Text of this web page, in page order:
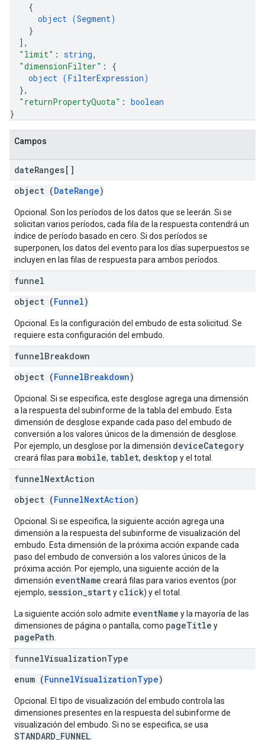
{
object (Segment)
}
] ,
"limit" : string,
"dimensionFilter" : {
object (FilterExpression)
},
"returnPropertyQuota" : boolean
}
Campos
dateRanges[]
object (DateRange)
Opcional. Son los períodos de los datos que se leerán. Si se
solicitan varios períodos, cada fila de la respuesta contendrá un
índice de período basado en cero. Si dos períodos se
superponen, los datos del evento para los días superpuestos se
incluyen en las filas de respuesta para ambos períodos.
funnel
object (Funnel)
Opcional. Es la configuración del embudo de esta solicitud. Se
requiere esta configuración del embudo.
funnelBreakdown
object (FunnelBreakdown)
Opcional. Si se especifica, este desglose agrega una dimensión
a la respuesta del subinforme de la tabla del embudo. Esta
dimensión de desglose expande cada paso del embudo de
conversión a los valores únicos de la dimensión de desglose.
Por ejemplo, un desglose por la dimensión deviceCategory
creará filas para mobile, tablet, desktop y el total.
funnelNextAction
object (FunnelNextAction)
Opcional. Si se especifica, la siguiente acción agrega una
dimensión a la respuesta del subinforme de visualización del
embudo. Esta dimensión de la próxima acción expande cada
paso del embudo de conversión a los valores únicos de la
próxima acción. Por ejemplo, una siguiente acción de la
dimensión eventName creará filas para varios eventos (por
ejemplo, session_starty click) y el total.
La siguiente acción solo admite eventName y la mayoría de las
dimensiones de página o pantalla, como pageTitle y
pagePath
funnelVisualizationType
enum (FunnelVisualizationType)
Opcional. El tipo de visualización del embudo controla las
dimensiones presentes en la respuesta del subinforme de
visualización del embudo. Si no se especifica, se usa
STANDARD_FUNNEL